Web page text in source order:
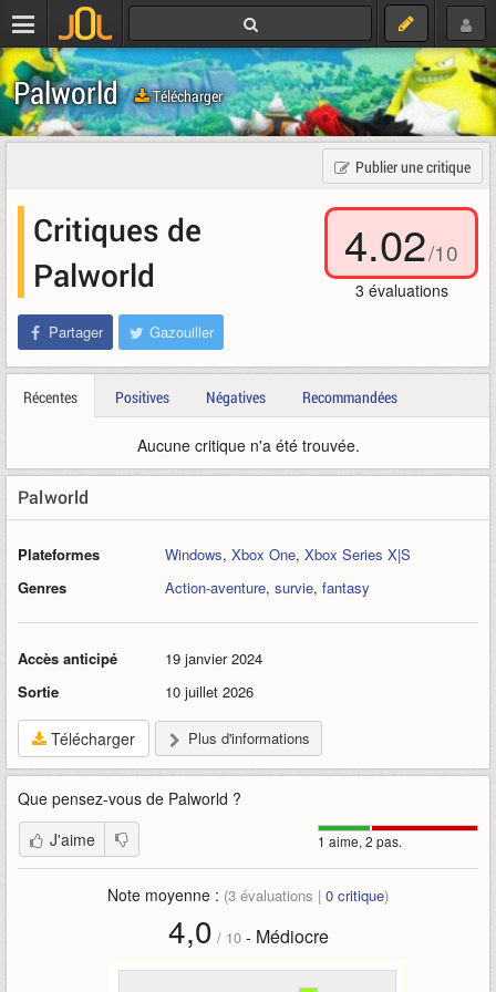
Palworld Télécharger
Publier une critique
4.02/10
3 évaluations
Critiques de
Palworld
Partager Gazouiller
Récentes Positives Négatives Recommandées
Aucune critique n'a été trouvée.
Palworld
Plateformes Windows, Xbox One, Xbox Series X|S
Genres
Action-aventure, survie, fantasy
Accès anticipé
19 janvier 2024
Sortie
10 juillet 2026
Télécharger Plus d'informations
Que pensez-vous de Palworld ?
1 aime, 2 pas.
J'aime
Note moyenne : (3 évaluations | 0 critique)
4,0 / 10- Médiocre